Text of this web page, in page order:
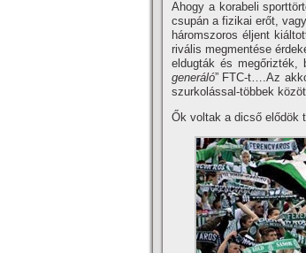
Ahogy a korabeli
csupán a fizikai erőt,
háromszoros éljent
rivális megmentése
eldugták és
generáló” FTC-t….Az
szurkolással-többek
Ők voltak a dicső elődök